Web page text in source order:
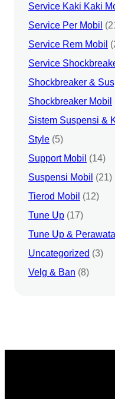
Service Kaki Kaki
Service Per Mobil
Service Rem Mobil
Service
Shockbreaker &
Shockbreaker Mobil
Sistem Suspensi &
Style (5)
Support Mobil (14)
Suspensi Mobil (21)
Tierod Mobil (12)
Tune Up (17)
Tune Up &
Uncategorized (3)
Velg & Ban (8)